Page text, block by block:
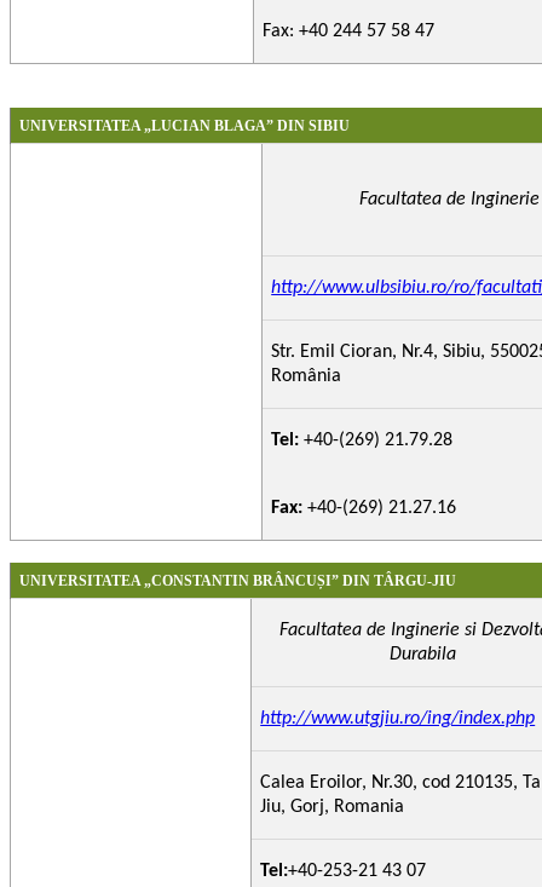
Fax: +40 244 57 58 47
UNIVERSITATEA „LUCIAN BLAGA” DIN SIBIU
Facultatea de Inginerie
http://www.ulbsibiu.ro/ro/
Str. Emil Cioran, Nr.4, Sibiu,
România
Tel: +40-(269) 21.79.28
Fax: +40-(269) 21.27.16
UNIVERSITATEA„CONSTANTIN BRÂNCUȘI” DIN TÂRGU-JIU
Facultatea de Inginerie si
Durabila
http://www.utgjiu.ro/ing/index.php
Calea Eroilor, Nr.30, cod 210135,
Jiu, Gorj, Romania
Tel:+40-253-21 43 07